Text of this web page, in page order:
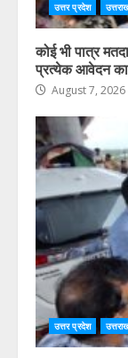
उत्तर प्रदेश
कोई भी पात्र
प्रत्येक आवेदन का
August 7, 2026
उत्तर प्रदेश